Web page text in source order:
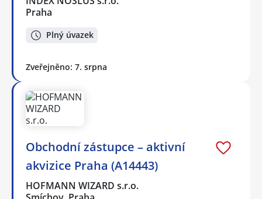
Praha
Plný úvazek
Zveřejněno: 7. srpna
Obchodní zástupce – aktivní
akvizice Praha (A14443)
HOFMANN WIZARD s.r.o.